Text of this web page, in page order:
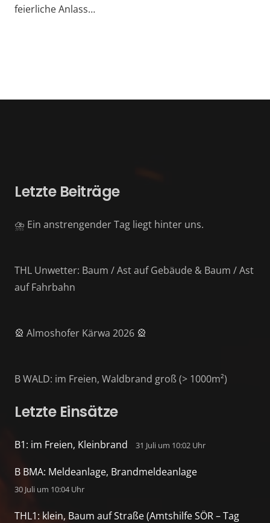
feierliche Anlass…
Letzte Beiträge
⛈️ Ein anstrengender Tag liegt hinter uns.
THL Unwetter: Baum / Ast auf Gebäude & Baum / Ast
auf Fahrbahn
🎡 Almoshofer Kärwa 2026 🎡
B WALD: im Freien, Waldbrand groß (> 1000m²)
Letzte Einsätze
B1: im Freien, Kleinbrand 31 Juli um 10:02 Uhr
B BMA: Meldeanlage, Brandmeldeanlage
30 Juli um 10:04 Uhr
THL1: klein, Baum auf Straße (Amtshilfe SÖR – Tag